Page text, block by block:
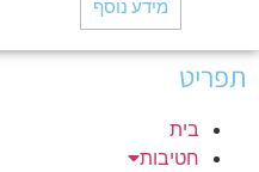
מידע נוסף
תפריט
בית
חטיבות